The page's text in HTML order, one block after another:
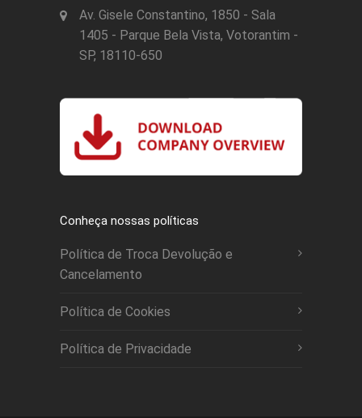
Av. Gisele Constantino, 1850 - Sala
1405 - Parque Bela Vista, Votorantim -
SP, 18110-650
Conheça nossas políticas
Política de Troca Devolução e
Cancelamento
Política de Cookies
Política de Privacidade